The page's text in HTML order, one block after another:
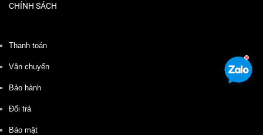
CHÍNH SÁCH
Thanh toán
Vận chuyển
Bảo hành
Đổi trả
Bảo mật